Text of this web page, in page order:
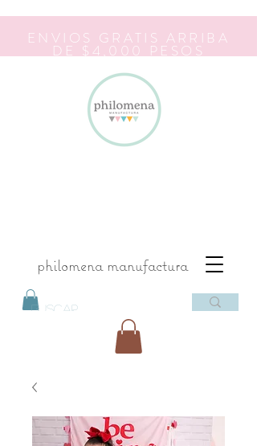
philomena manufactura
ENVIOS GRATIS ARRIBA
DE $4,000 PESOS